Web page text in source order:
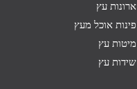
ארונות עץ
פינות אוכל מעץ
מיטות עץ
שידות עץ